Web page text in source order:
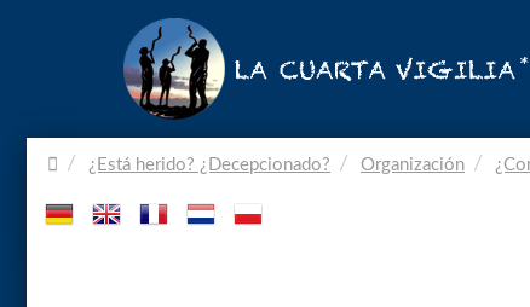
Home.¿Está herido? ¿Decepcionado? Organización